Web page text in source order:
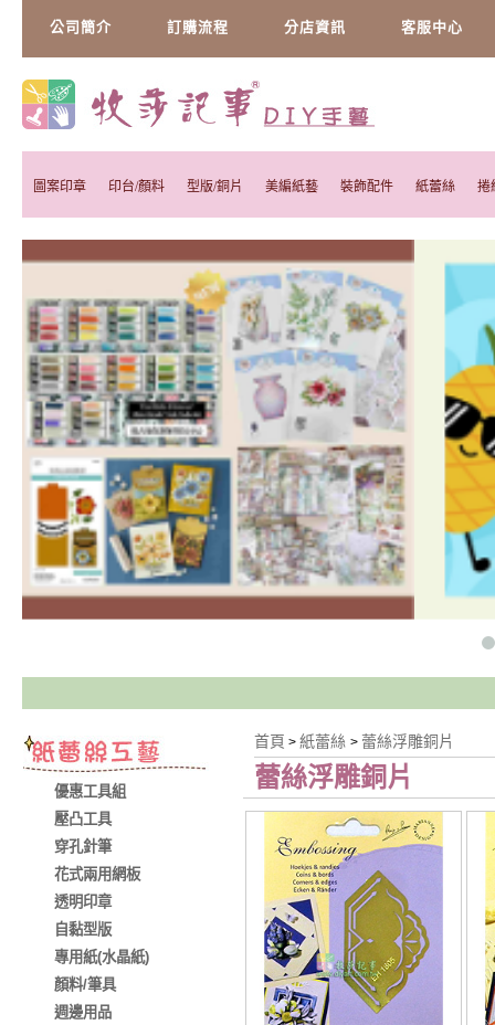
公司簡介 訂購流程 分店資訊 客服中心
圖案印章 印台/顏料 型版/銅片 美編紙藝 裝飾配件 紙蕾絲 捲
優惠工具組
壓凸工具
穿孔針筆
花式兩用網板
透明印章
自黏型版
專用紙(水晶紙)
顏料/筆具
週邊用品
首頁 > 紙蕾絲 > 蕾絲浮雕銅片
蕾絲浮雕銅片